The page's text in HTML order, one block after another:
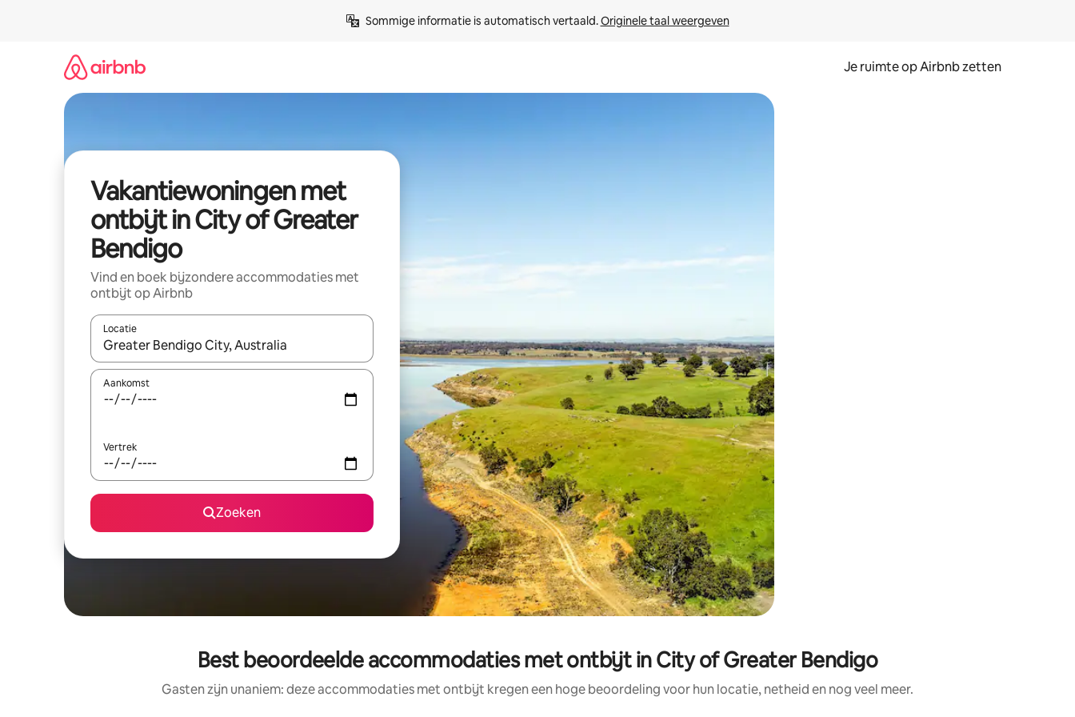
Sommige informatie is automatisch vertaald. Originele taal weergeven
Je ruimte op Airbnb zetten
Vakantiewoningen met
ontbijt in City of Greater
Bendigo
Vind en boek bijzondere accommodaties met
ontbijt op Airbnb
Locatie
Wanneer er suggesties beschikbaar zijn, maak je een keuze met je de pijltjestoetsen omhoog en omlaag, óf door te tikken of swipen.
Aankomst
Vertrek
Zoeken
Best beoordeelde accommodaties met ontbijt in City of Greater Bendigo
Gasten zijn unaniem: deze accommodaties met ontbijt kregen een hoge beoordeling voor hun locatie, netheid en nog veel meer.